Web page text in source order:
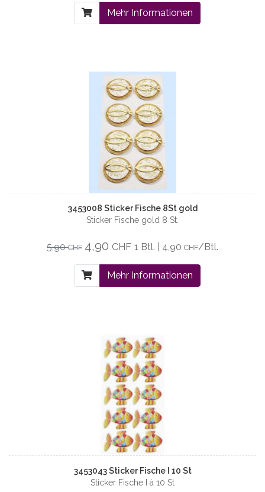
Mehr Informationen
3453008 Sticker Fische 8St gold
Sticker Fische gold 8 St.
5,90CHF 4,90 CHF 1 Btl. | 4,90 CHF/Btl.
Mehr Informationen
3453043 Sticker Fische I 10 St
Sticker Fische I à 10 St